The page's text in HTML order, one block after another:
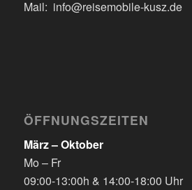
Mail: info@reisemobile-kusz.de
ÖFFNUNGSZEITEN
März – Oktober
Mo – Fr
09:00-13:00h & 14:00-18:00 Uhr